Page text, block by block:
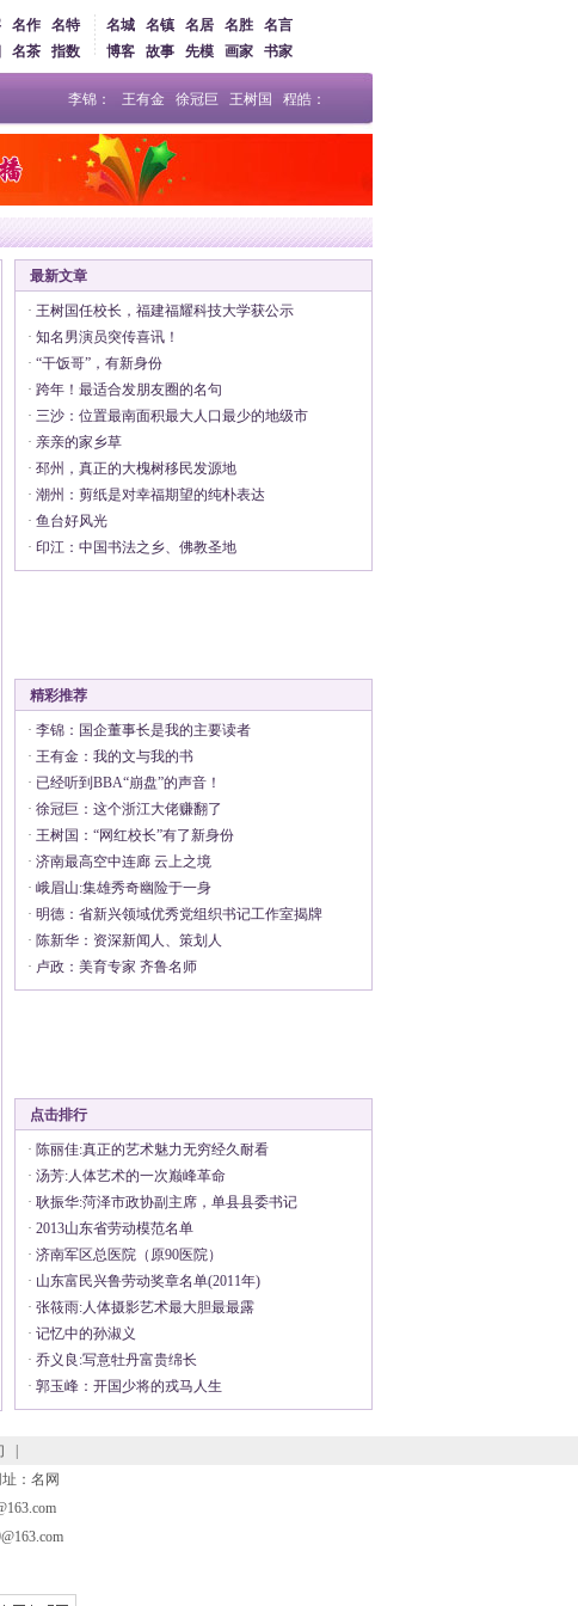
名作
名特
名茶 指数
名城 名镇 名居 名胜
名言
博客
故事 先模 画家 书家
李锦： 王有金 徐冠巨 王树国 程皓：
最新文章
· 王树国任校长，福建福耀科技大学获公示
· 知名男演员突传喜讯！
· “干饭哥”，有新身份
· 跨年！最适合发朋友圈的名句
· 三沙：位置最南面积最大人口最少的地级市
· 亲亲的家乡草
· 邳州，真正的大槐树移民发源地
· 潮州：剪纸是对幸福期望的纯朴表达
· 鱼台好风光
· 印江：中国书法之乡、佛教圣地
精彩推荐
· 李锦：国企董事长是我的主要读者
· 王有金：我的文与我的书
· 已经听到BBA“崩盘”的声音！
· 徐冠巨：这个浙江大佬赚翻了
· 王树国：“网红校长”有了新身份
· 济南最高空中连廊 云上之境
· 峨眉山:集雄秀奇幽险于一身
· 明德：省新兴领域优秀党组织书记工作室揭牌
· 陈新华：资深新闻人、策划人
· 卢政：美育专家 齐鲁名师
点击排行
· 陈丽佳:真正的艺术魅力无穷经久耐看
· 汤芳:人体艺术的一次巅峰革命
· 耿振华:菏泽市政协副主席，单县县委书记
· 2013山东省劳动模范名单
· 济南军区总医院（原90医院）
· 山东富民兴鲁劳动奖章名单(2011年)
· 张筱雨:人体摄影艺术最大胆最最露
· 记忆中的孙淑义
· 乔义良:写意牡丹富贵绵长
· 郭玉峰：开国少将的戎马人生
：名网